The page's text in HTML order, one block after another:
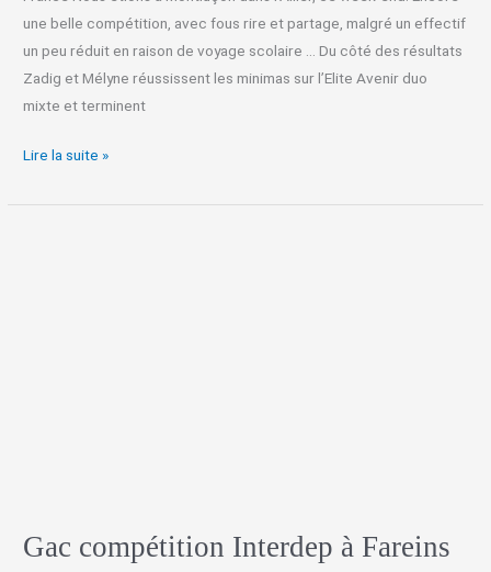
une belle compétition, avec fous rire et partage, malgré un effectif
un peu réduit en raison de voyage scolaire … Du côté des résultats
Zadig et Mélyne réussissent les minimas sur l’Elite Avenir duo
mixte et terminent
Lire la suite »
Gac compétition Interdep à Fareins